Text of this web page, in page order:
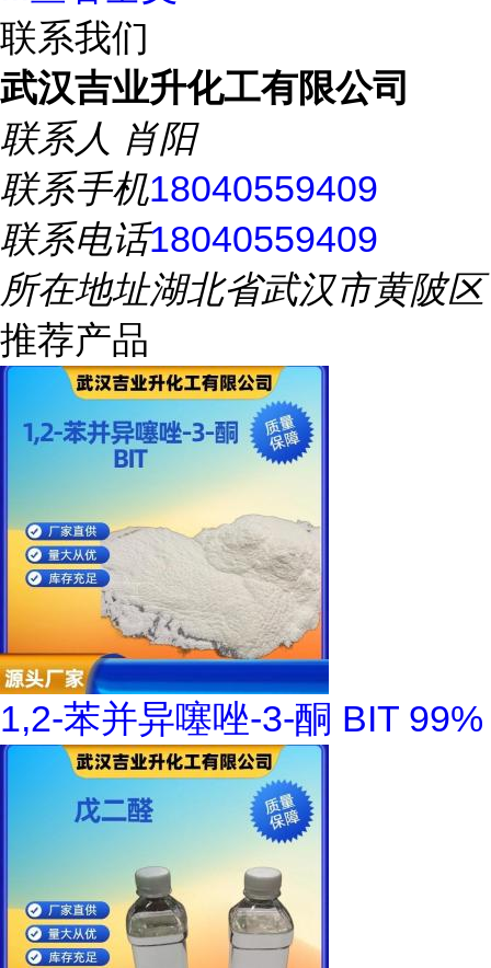
联系我们
武汉吉业升化工有限公司
联系人 肖阳
联系手机18040559409
联系电话18040559409
所在地址湖北省武汉市黄陂区
推荐产品
1,2-苯并异噻唑-3-酮 BIT 99%